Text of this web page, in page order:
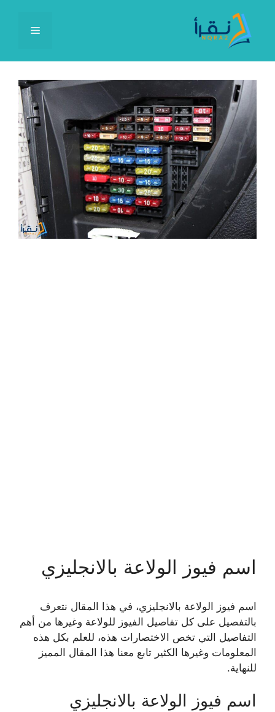
المحتوى
القائمة
اسم فيوز الولاعة بالانجليزي
اسم فيوز الولاعة بالانجليزي، في هذا المقال نتعرف
بالتفصيل على كل تفاصيل الفيوز للولاعة وغيرها من أهم
التفاصيل التي تخص الاختصارات هذه، للعلم بكل هذه
المعلومات وغيرها الكثير تابع معنا هذا المقال المميز
للنهاية.
اسم فيوز الولاعة بالانجليزي